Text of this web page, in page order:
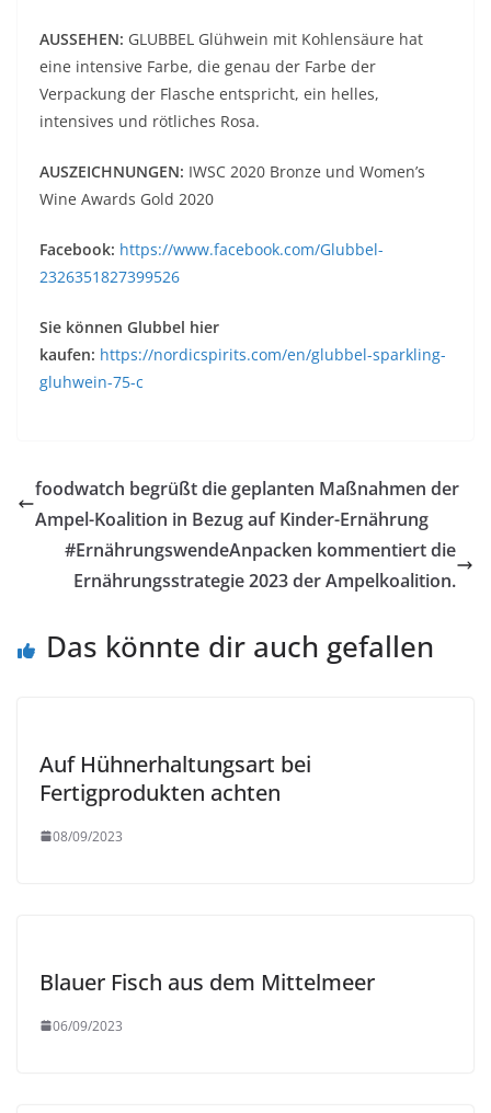
AUSSEHEN: GLUBBEL Glühwein mit Kohlensäure hat
eine intensive Farbe, die genau der Farbe der
Verpackung der Flasche entspricht, ein helles,
intensives und rötliches Rosa.
AUSZEICHNUNGEN: IWSC 2020 Bronze und Women’s
Wine Awards Gold 2020
Facebook: https://www.facebook.com/Glubbel-
2326351827399526
Sie können Glubbel hier
kaufen: https://nordicspirits.com/en/glubbel-sparkling-
gluhwein-75-c
foodwatch begrüßt die geplanten Maßnahmen der
Ampel-Koalition in Bezug auf Kinder-Ernährung
#ErnährungswendeAnpacken kommentiert die
Ernährungsstrategie 2023 der Ampelkoalition.
Das könnte dir auch gefallen
Auf Hühnerhaltungsart bei
Fertigprodukten achten
08/09/2023
Blauer Fisch aus dem Mittelmeer
06/09/2023